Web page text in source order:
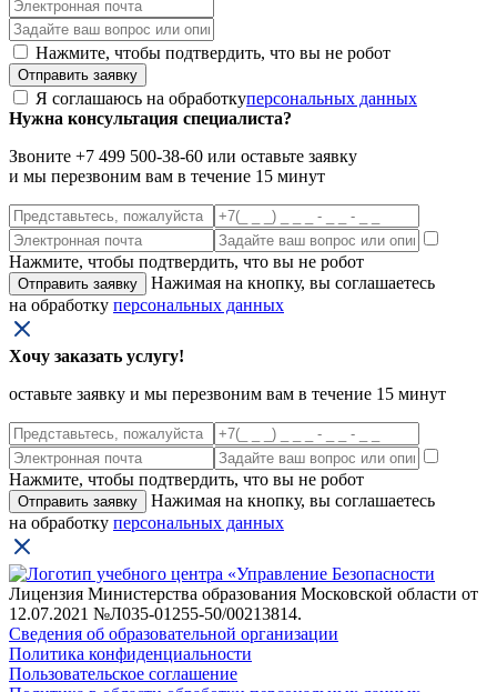
Нажмите, чтобы подтвердить, что вы не робот
Я соглашаюсь на обработкуперсональных данных
Нужна консультация специалиста?
Звоните +7 499 500-38-60 или оставьте заявку
и мы перезвоним вам в течение 15 минут
Нажмите, чтобы подтвердить, что вы не робот
Нажимая на кнопку, вы соглашаетесь
на обработку персональных данных
Хочу заказать услугу!
оставьте заявку и мы перезвоним вам в течение 15 минут
Нажмите, чтобы подтвердить, что вы не робот
Нажимая на кнопку, вы соглашаетесь
на обработку персональных данных
Лицензия Министерства образования Московской области от
12.07.2021 №Л035-01255-50/00213814.
Сведения об образовательной организации
Политика конфиденциальности
Пользовательское соглашение